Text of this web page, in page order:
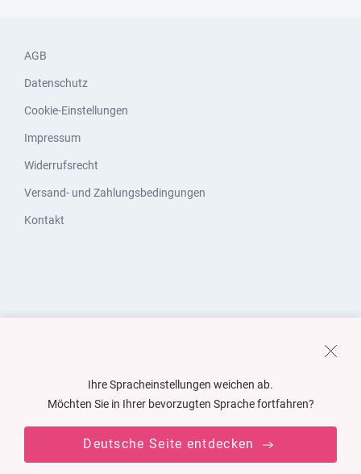
AGB
Datenschutz
Cookie-Einstellungen
Impressum
Widerrufsrecht
Versand- und Zahlungsbedingungen
Kontakt
Ihre Spracheinstellungen weichen ab.
Möchten Sie in Ihrer bevorzugten Sprache fortfahren?
Deutsche Seite entdecken